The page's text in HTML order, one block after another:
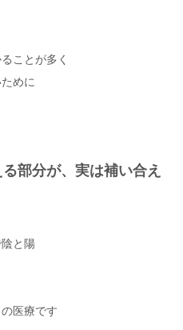
ことが多く
めに
部分が、実は補い合え
と陽
医療です